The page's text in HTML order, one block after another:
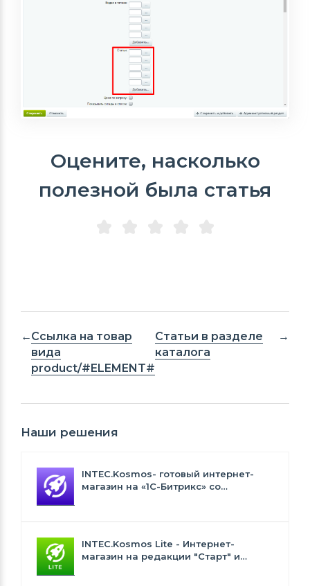
Оцените, насколько
полезной была статья
Ссылка на товар
вида
product/#ELEMENT#
Статьи в разделе
каталога
Наши решения
INTEC.Kosmos- готовый интернет-
магазин на «1С-Битрикс» со
INTEC.Kosmos Lite - Интернет-
магазин на редакции "Старт" и